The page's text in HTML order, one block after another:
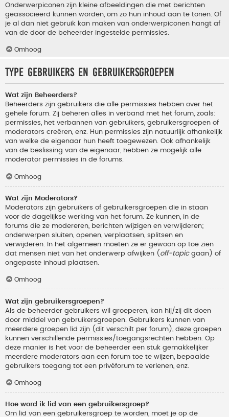
Onderwerpiconen zijn kleine afbeeldingen die met berichten
geassocieerd kunnen worden, om zo hun inhoud aan te tonen. Of
je al dan niet gebruik kan maken van onderwerpiconen hangt af
van de door de beheerder ingestelde permissies.
Omhoog
Type gebruikers en gebruikersgroepen
Wat zijn Beheerders?
Beheerders zijn gebruikers die alle permissies hebben over het
gehele forum. Zij beheren alles in verband met het forum, zoals:
permissies, het verbannen van gebruikers, gebruikersgroepen of
moderators creëren, enz. Hun permissies zijn natuurlijk afhankelijk
van welke de eigenaar hun heeft toegewezen. Ook afhankelijk
van de beslissing van de eigenaar, hebben ze mogelijk alle
moderator permissies in de forums.
Omhoog
Wat zijn Moderators?
Moderators zijn gebruikers of gebruikersgroepen die in staan
voor de dagelijkse werking van het forum. Ze kunnen, in de
forums die ze modereren, berichten wijzigen en verwijderen;
onderwerpen sluiten, openen, verplaatsen, splitsen en
verwijderen. In het algemeen moeten ze er gewoon op toe zien
dat mensen niet van het onderwerp afwijken ( off-topicgaan) of
ongepaste inhoud plaatsen.
Omhoog
Wat zijn gebruikersgroepen?
Als de beheerder gebruikers wil groeperen, kan hij/zij dit doen
door middel van gebruikersgroepen. Gebruikers kunnen van
meerdere groepen lid zijn (dit verschilt per forum), deze groepen
kunnen verschillende permissies/toegangsrechten hebben. Op
deze manier is het voor de beheerder een stuk gemakkelijker
meerdere moderators aan een forum toe te wijzen, bepaalde
gebruikers toegang tot een privéforum te verlenen, enz.
Omhoog
Hoe word ik lid van een gebruikersgroep?
Om lid van een gebruikersgroep te worden, moet je op de